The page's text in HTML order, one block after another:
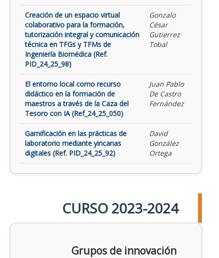
Creación de un espacio virtual
colaborativo para la formación,
tutorización integral y comunicación
técnica en TFGs y TFMs de
Ingeniería Biomédica (Ref.
PID_24_25_98)
Gonzalo
César
Gutierrez
Tobal
El entorno local como recurso
didáctico en la formación de
maestros a través de la Caza del
Tesoro con IA (Ref_24_25_050)
Juan Pablo
De Castro
Fernández
Gamificación en las prácticas de
laboratorio mediante yincanas
digitales (Ref. PID_24_25_92)
David
González
Ortega
CURSO 2023-2024
Grupos de innovación